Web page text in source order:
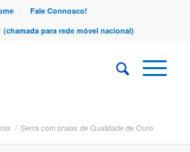
Fale Connosco!
(chamada para rede móvel nacional)
/ Serra com praias de Qualidade de Ouro